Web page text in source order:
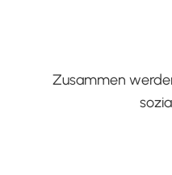
Zusammen